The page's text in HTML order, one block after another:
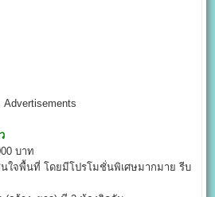
Advertisements
บาท
นใจพื้นที่ โดยมีโปรโมชั่นพิเศษมากมาย รีบ